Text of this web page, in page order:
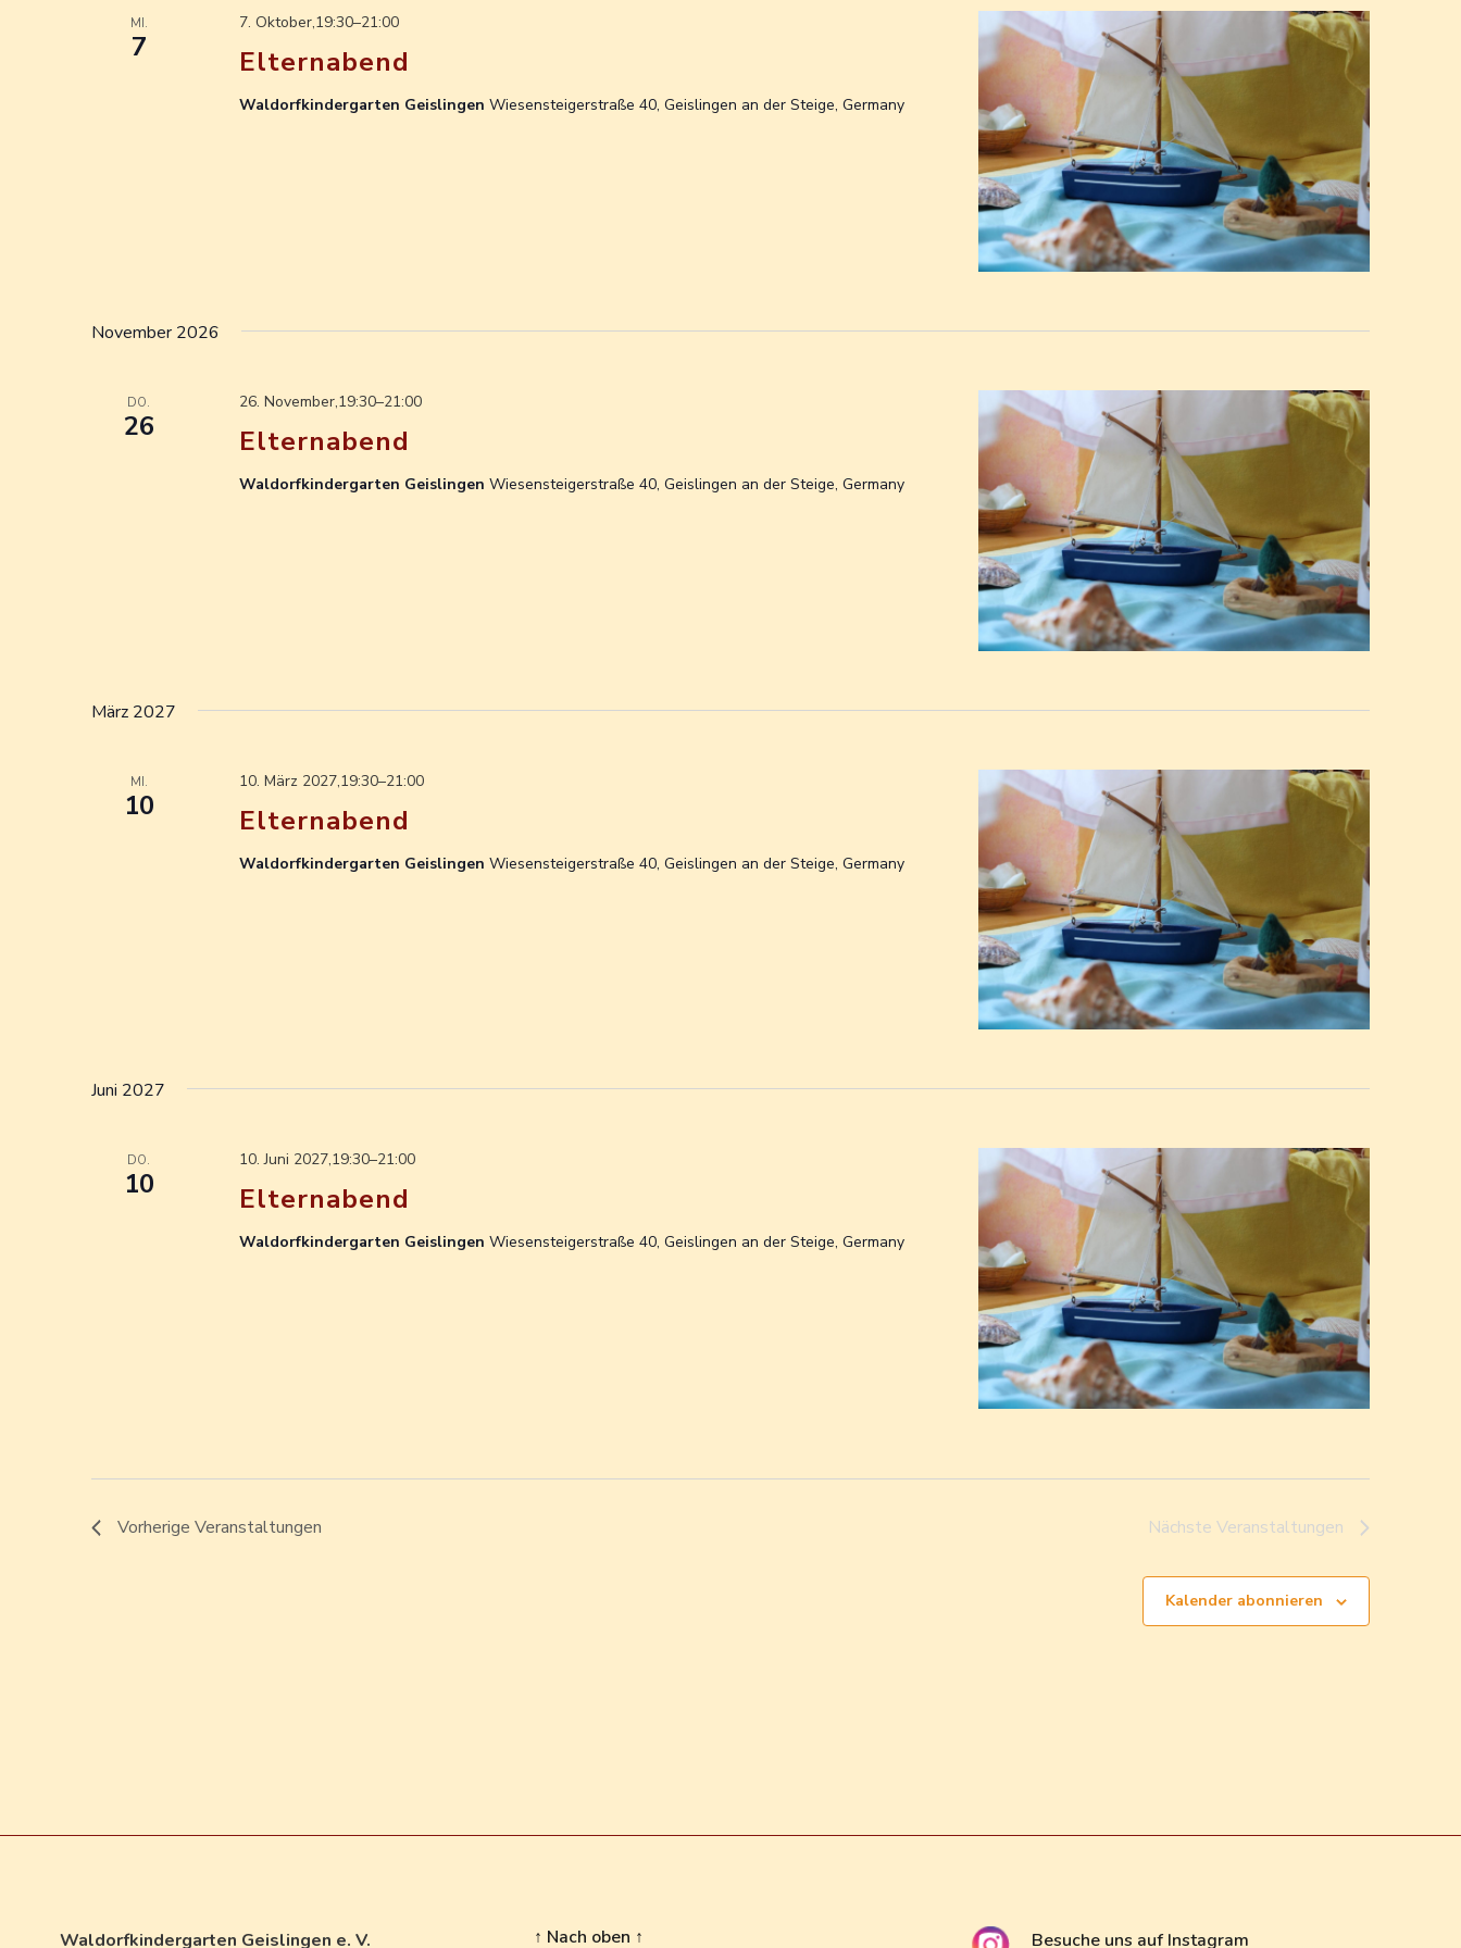
MI.
7 Elternabend
7. Oktober,19:30–21:00
Waldorfkindergarten Geislingen Wiesensteigerstraße 40, Geislingen an der Steige, Germany
November 2026
DO.
26 Elternabend
26. November,19:30–21:00
Waldorfkindergarten Geislingen Wiesensteigerstraße 40, Geislingen an der Steige, Germany
März 2027
MI.
10 Elternabend
10. März 2027,19:30–21:00
Waldorfkindergarten Geislingen Wiesensteigerstraße 40, Geislingen an der Steige, Germany
Juni 2027
DO.
10 Elternabend
10. Juni 2027,19:30–21:00
Waldorfkindergarten Geislingen Wiesensteigerstraße 40, Geislingen an der Steige, Germany
Vorherige Veranstaltungen Nächste Veranstaltungen
Kalender abonnieren
Waldorfkindergarten Geislingen e. V. ↑ Nach oben ↑ Besuche uns auf Instagram